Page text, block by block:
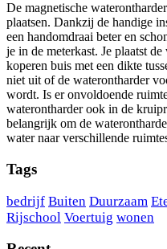
De magnetische
plaatsen. Dankzij de handige
een handomdraai beter en
je in de meterkast. Je plaatst
koperen buis met een dikte
niet uit of de waterontharder
wordt. Is er onvoldoende
waterontharder ook in de
belangrijk om de
water naar verschillende
Tags
bedrijf Buiten Duurzaam
Rijschool Voertuig wonen